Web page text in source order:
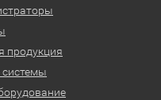
продукция